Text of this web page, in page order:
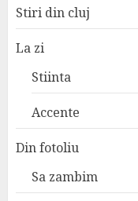
Stiri din cluj
La zi
Stiinta
Accente
Din fotoliu
Sa zambim